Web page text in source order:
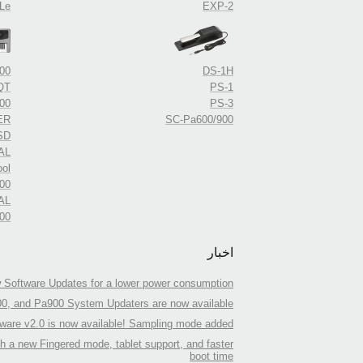
EXP-2
DS-1H
PS-1
PS-3
SC-Pa600/900
اخبار
Software Updates for a lower power consumption
and Pa900 System Updaters are now available!
v2.0 is now available! Sampling mode added.
a new Fingered mode, tablet support, and faster
boot time